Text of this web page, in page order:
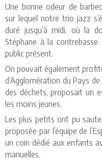
Une bonne odeur de
sur lequel notre trio jazz
duré jusqu’à midi, où la
Stéphane à la
public présent.
On pouvait également
d’Agglomération du Pays
des déchets, proposait un
les moins jeunes.
Les plus petits ont pu
proposée par l’équipe de
un coin dédié aux enfants
manuelles.